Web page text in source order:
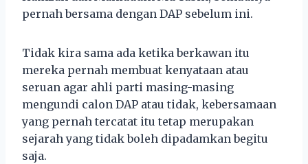
pernah bersama dengan DAP sebelum ini.
Tidak kira sama ada ketika berkawan itu
mereka pernah membuat kenyataan atau
seruan agar ahli parti masing-masing
mengundi calon DAP atau tidak, kebersamaan
yang pernah tercatat itu tetap merupakan
sejarah yang tidak boleh dipadamkan begitu
saja.